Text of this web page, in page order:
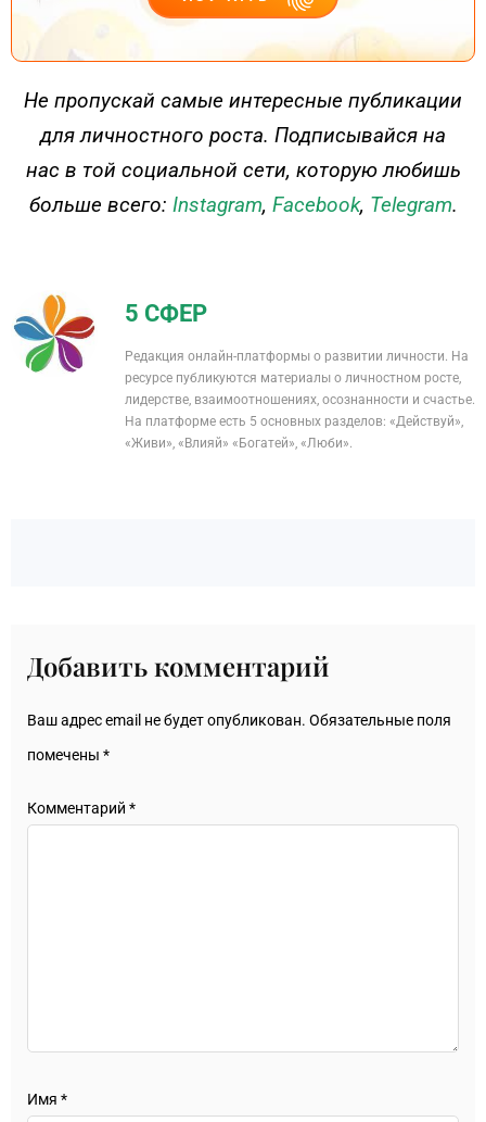
ДЕЙСТВУЙ
Не пропускай самые интересные публикации
для личностного роста. Подписывайся на
нас в той социальной сети, которую любишь
больше всего: Instagram, Facebook, Telegram.
5 СФЕР
Редакция онлайн-платформы о развитии личности. На
ресурсе публикуются материалы о личностном росте,
лидерстве, взаимоотношениях, осознанности и счастье.
На платформе есть 5 основных разделов: «Действуй»,
«Живи», «Влияй» «Богатей», «Люби».
Добавить комментарий
Ваш адрес email не будет опубликован. Обязательные поля
помечены *
Комментарий *
Имя *